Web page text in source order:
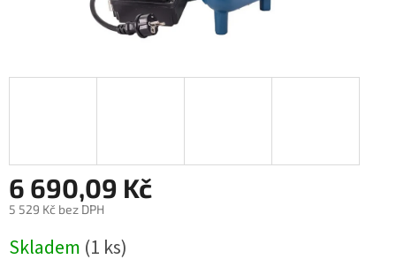
6 690,09 Kč
5 529 Kč bez DPH
cena:
Skladem (1 ks)